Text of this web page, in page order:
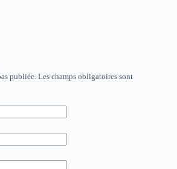
publiée. Les champs obligatoires sont